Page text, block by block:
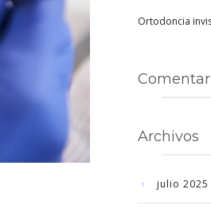
Ortodoncia
Archivos
julio 2025